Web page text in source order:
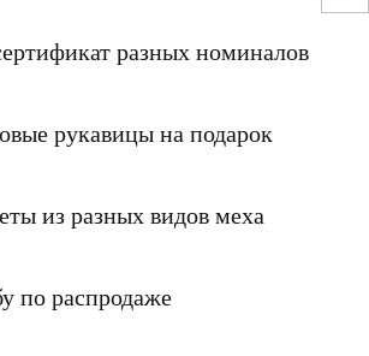
разных номиналов
рукавицы на подарок
из разных видов меха
по распродаже